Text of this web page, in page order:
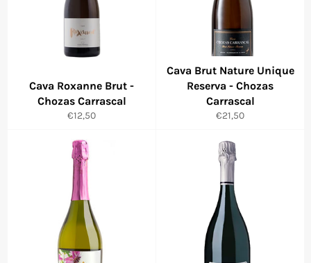
Cava Roxanne Brut -
Chozas Carrascal
Precio
€12,50
Cava Brut Nature Unique
Reserva - Chozas
Carrascal
Precio
€21,50